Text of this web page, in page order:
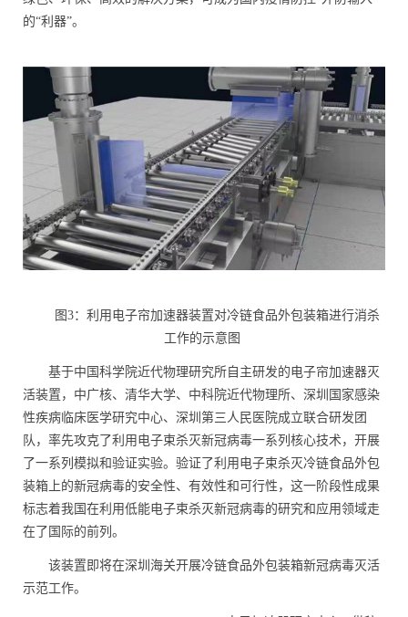
的“利器”。
图3：利用电子帘加速器装置对冷链食品外包装箱进行消杀
工作的示意图
基于中国科学院近代物理研究所自主研发的电子帘加速器灭
活装置，中广核、清华大学、中科院近代物理所、深圳国家感染
性疾病临床医学研究中心、深圳第三人民医院成立联合研发团
队，率先攻克了利用电子束杀灭新冠病毒一系列核心技术，开展
了一系列模拟和验证实验。验证了利用电子束杀灭冷链食品外包
装箱上的新冠病毒的安全性、有效性和可行性，这一阶段性成果
标志着我国在利用低能电子束杀灭新冠病毒的研究和应用领域走
在了国际的前列。
该装置即将在深圳海关开展冷链食品外包装箱新冠病毒灭活
示范工作。